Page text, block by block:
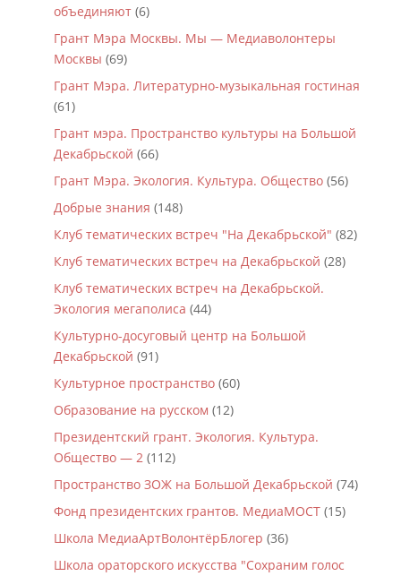
объединяют(6)
Грант Мэра Москвы. Мы — Медиаволонтеры
Москвы (69)
Грант Мэра. Литературно-музыкальная гостиная
(61)
Грант мэра. Пространство культуры на Большой
Декабрьской (66)
Грант Мэра. Экология. Культура. Общество(56)
Добрые знания (148)
Клуб тематических встреч "На Декабрьской" (82)
Клуб тематических встреч на Декабрьской (28)
Клуб тематических встреч на Декабрьской.
Экология мегаполиса (44)
Культурно-досуговый центр на Большой
Декабрьской (91)
Культурное пространство(60)
Образование на русском (12)
Президентский грант. Экология. Культура.
Общество — 2(112)
Пространство ЗОЖ на Большой Декабрьской (74)
Фонд президентских грантов. МедиаМОСТ(15)
Школа МедиаАртВолонтёрБлогер (36)
Школа ораторского искусства "Сохраним голос